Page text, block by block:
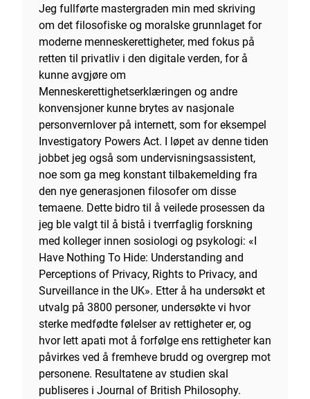
Jeg fullførte mastergraden min med skriving
om det filosofiske og moralske grunnlaget for
moderne menneskerettigheter, med fokus på
retten til privatliv i den digitale verden, for å
kunne avgjøre om
Menneskerettighetserklæringen og andre
konvensjoner kunne brytes av nasjonale
personvernlover på internett, som for eksempel
Investigatory Powers Act. I løpet av denne tiden
jobbet jeg også som undervisningsassistent,
noe som ga meg konstant tilbakemelding fra
den nye generasjonen filosofer om disse
temaene. Dette bidro til å veilede prosessen da
jeg ble valgt til å bistå i tverrfaglig forskning
med kolleger innen sosiologi og psykologi: «I
Have Nothing To Hide: Understanding and
Perceptions of Privacy, Rights to Privacy, and
Surveillance in the UK». Etter å ha undersøkt et
utvalg på 3800 personer, undersøkte vi hvor
sterke medfødte følelser av rettigheter er, og
hvor lett apati mot å forfølge ens rettigheter kan
påvirkes ved å fremheve brudd og overgrep mot
personene. Resultatene av studien skal
publiseres i Journal of British Philosophy.